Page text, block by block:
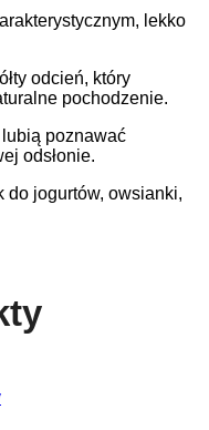
lekko
odcień, który
pochodzenie.
lubią poznawać
odsłonie.
do jogurtów, owsianki,